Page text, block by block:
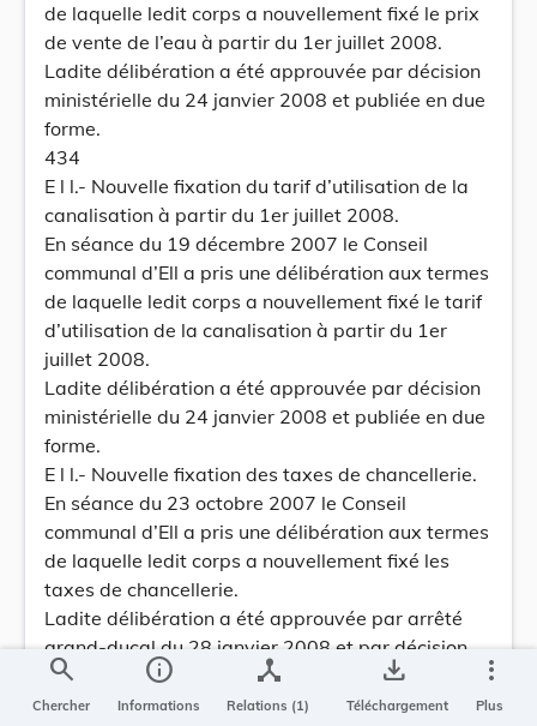
de laquelle ledit corps a nouvellement fixé le prix
de vente de l’eau à partir du 1er juillet 2008.
Ladite délibération a été approuvée par décision
ministérielle du 24 janvier 2008 et publiée en due
forme.
434
E l l.- Nouvelle fixation du tarif d’utilisation de la
canalisation à partir du 1er juillet 2008.
En séance du 19 décembre 2007 le Conseil
communal d’Ell a pris une délibération aux termes
de laquelle ledit corps a nouvellement fixé le tarif
d’utilisation de la canalisation à partir du 1er
juillet 2008.
Ladite délibération a été approuvée par décision
ministérielle du 24 janvier 2008 et publiée en due
forme.
E l l.- Nouvelle fixation des taxes de chancellerie.
En séance du 23 octobre 2007 le Conseil
communal d’Ell a pris une délibération aux termes
de laquelle ledit corps a nouvellement fixé les
taxes de chancellerie.
Ladite délibération a été approuvée par arrêté
grand-ducal du 28 janvier 2008 et par décision
ministérielle du 5 février 2008 et publiée en due
forme.
search
Chercher
info
Informations
device_hub
Relations (1)
save_alt
Téléchargement
more_vert
Plus